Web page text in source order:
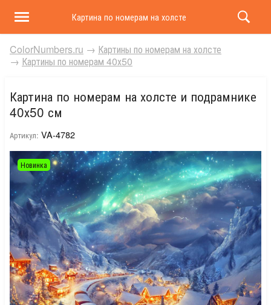
Картина по номерам на холсте и подрамнике 40х50
ColorNumbers.ru → Картины по номерам на холсте
→ Картины по номерам 40х50
Картина по номерам на холсте и подрамнике
40х50 см
Артикул: VA-4782
Новинка